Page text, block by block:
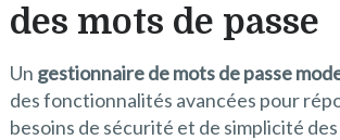
des mots de passe
Un gestionnaire de mots de passe
des fonctionnalités avancées pour
besoins de sécurité et de simplicité